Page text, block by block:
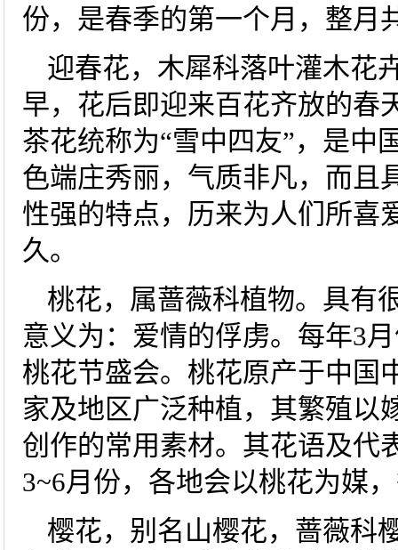
份，是春季的第一个月，整月
迎春花，木犀科落叶灌木花
早，花后即迎来百花齐放的春
茶花统称为“雪中四友”，是中
色端庄秀丽，气质非凡，而且
性强的特点，历来为人们所喜
久。
桃花，属蔷薇科植物。具有
意义为：爱情的俘虏。每年3
桃花节盛会。桃花原产于中国
家及地区广泛种植，其繁殖以
创作的常用素材。其花语及代
3~6月份，各地会以桃花为媒
樱花，别名山樱花，蔷薇科